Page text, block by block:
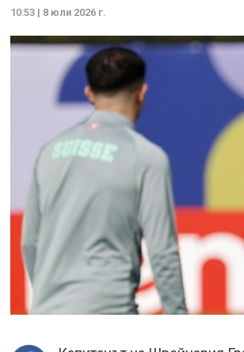
10:53 | 8 юли 2026 г.